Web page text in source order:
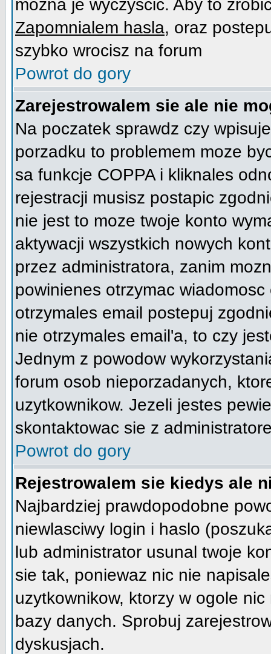
mozna je wyczyscic. Aby to
Zapomnialem hasla, oraz
szybko wrocisz na forum
Powrot do gory
Zarejestrowalem sie ale nie
Na poczatek sprawdz czy
porzadku to problemem moze
sa funkcje COPPA i kliknales
rejestracji musisz postapic
nie jest to moze twoje konto
aktywacji wszystkich nowych
przez administratora, zanim
powinienes otrzymac
otrzymales email postepuj
nie otrzymales email'a, to czy
Jednym z powodow
forum osob nieporzadanych,
uzytkownikow. Jezeli jestes
skontaktowac sie z
Powrot do gory
Rejestrowalem sie kiedys ale
Najbardziej prawdopodobne
niewlasciwy login i haslo
lub administrator usunal twoje
sie tak, poniewaz nic nie
uzytkownikow, ktorzy w ogole
bazy danych. Sprobuj
dyskusjach.